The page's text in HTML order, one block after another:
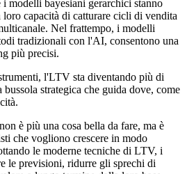
modelli bayesiani gerarchici stanno
loro capacità di catturare cicli di vendita
Nel frattempo, i modelli
tradizionali con l'AI, consentono una
più precisi.
l'LTV sta diventando più di
bussola strategica che guida dove, come
è più una cosa bella da fare, ma è
che vogliono crescere in modo
le moderne tecniche di LTV, i
le previsioni, ridurre gli sprechi di